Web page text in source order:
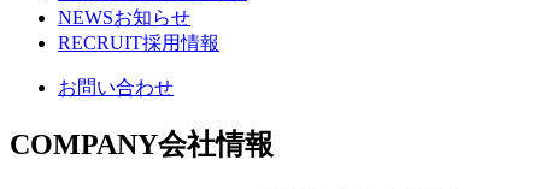
NEWSお知らせ
RECRUIT採用情報
お問い合わせ
COMPANY会社情報